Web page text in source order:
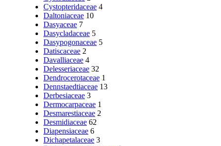
Cystopteridaceae 4
Daltoniaceae 10
Dasyaceae 7
Dasycladaceae 5
Dasypogonaceae 5
Datiscaceae 2
Davalliaceae 4
Delesseriaceae 32
Dendrocerotaceae 1
Dennstaedtiaceae 13
Derbesiaceae 3
Dermocarpaceae 1
Desmarestiaceae 2
Desmidiaceae 62
Diapensiaceae 6
Dichapetalaceae 3